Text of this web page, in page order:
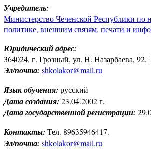
Учредитель:
Министерство Чеченской Республики по
политике, внешним связям, печати и
Юридический адрес:
364024, г. Грозный, ул. Н. Назарбаева, 92.
Эл/почта: shkolakor@mail.ru
Язык обучения: русский
Дата создания: 23.04.2002 г.
Дата государственной регистрации:
Контакты: Тел. 89635946417.
Эл/почта: shkolakor@mail.ru